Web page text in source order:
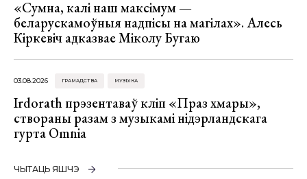
«Сумна, калі наш максімум —
беларускамоўныя надпісы на магілах». Алесь
Кіркевіч адказвае Міколу Бугаю
03.08.2026 ГРАМАДСТВА МУЗЫКА
Irdorath прэзентаваў кліп «Праз хмары»,
створаны разам з музыкамі нідэрландскага
гурта Omnia
ЧЫТАЦЬ ЯШЧЭ